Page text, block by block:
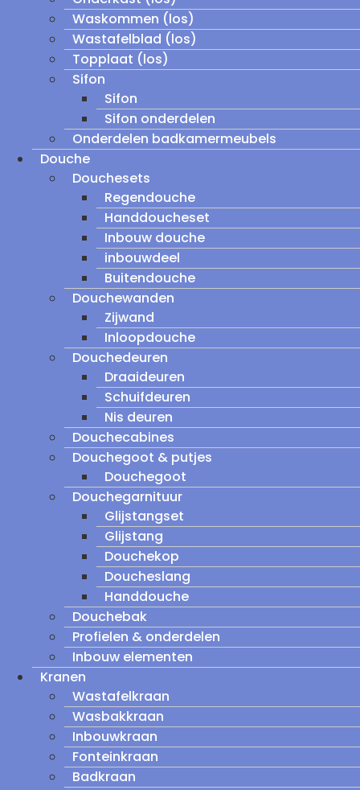
Waskommen (los)
Wastafelblad (los)
Topplaat (los)
Sifon
Sifon
Sifon onderdelen
Onderdelen badkamermeubels
Douche
Douchesets
Regendouche
Handdoucheset
Inbouw douche
inbouwdeel
Buitendouche
Douchewanden
Zijwand
Inloopdouche
Douchedeuren
Draaideuren
Schuifdeuren
Nis deuren
Douchecabines
Douchegoot & putjes
Douchegoot
Douchegarnituur
Glijstangset
Glijstang
Douchekop
Doucheslang
Handdouche
Douchebak
Profielen & onderdelen
Inbouw elementen
Kranen
Wastafelkraan
Wasbakkraan
Inbouwkraan
Fonteinkraan
Badkraan